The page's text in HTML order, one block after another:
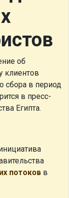
об
клиентов
сбора в период
в пресс-
Египта.
потоков в